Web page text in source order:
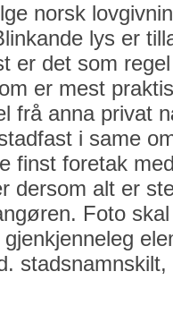
norsk
lys er
er det som
er mest
frå anna privat
i same
finst foretak
dersom alt er
Foto